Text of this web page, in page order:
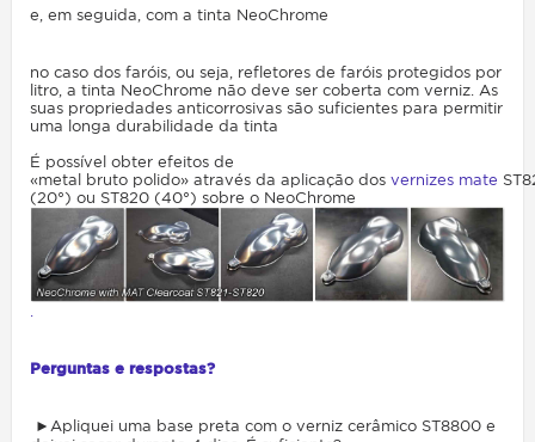
e, em seguida, com a tinta NeoChrome
no caso dos faróis, ou seja, refletores de faróis protegidos por
litro, a tinta NeoChrome não deve ser coberta com verniz. As
suas propriedades anticorrosivas são suficientes para permitir
uma longa durabilidade da tinta
É possível obter efeitos de
«metal bruto polido» através da aplicação dos vernizes mate
(20°) ou ST820 (40°) sobre o NeoChrome
Perguntas e respostas?
►Apliquei uma base preta com o verniz cerâmico ST8800 e